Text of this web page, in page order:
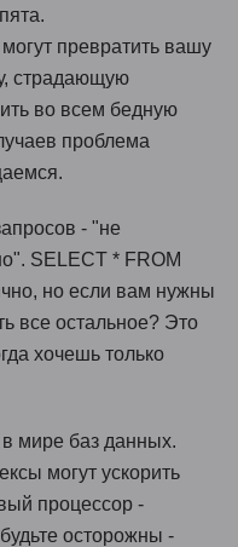
превратить вашу
страдающую
во всем бедную
проблема
- "не
SELECT * FROM
но если вам нужны
все остальное? Это
хочешь только
мире баз данных.
могут ускорить
процессор -
осторожны -